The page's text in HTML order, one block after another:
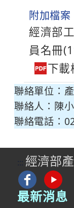
附加檔案
經濟部
員名冊
聯絡單位：
聯絡人：陳
聯絡電話：
::: 經濟部
最新消息